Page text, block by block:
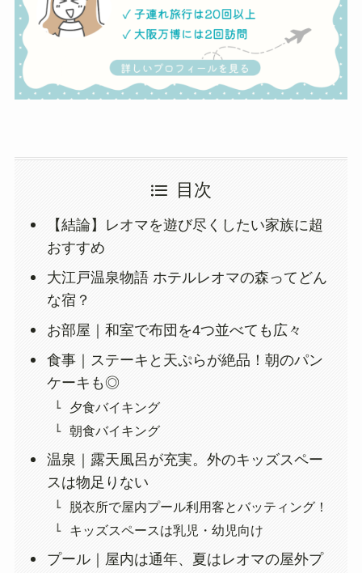
目次
【結論】レオマを遊び尽くしたい家族に超
おすすめ
大江戸温泉物語 ホテルレオマの森ってどん
な宿？
お部屋｜和室で布団を4つ並べても広々
食事｜ステーキと天ぷらが絶品！朝のパン
ケーキも◎
夕食バイキング
朝食バイキング
温泉｜露天風呂が充実。外のキッズスペー
スは物足りない
脱衣所で屋内プール利用客とバッティング！
キッズスペースは乳児・幼児向け
プール｜屋内は通年、夏はレオマの屋外プ